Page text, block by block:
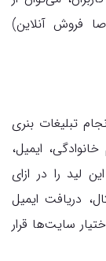
فروش آنلاین)
تبلیغات بنری
ایمیل،
لید را در ازای
دریافت ایمیل
سایت‌ها قرار